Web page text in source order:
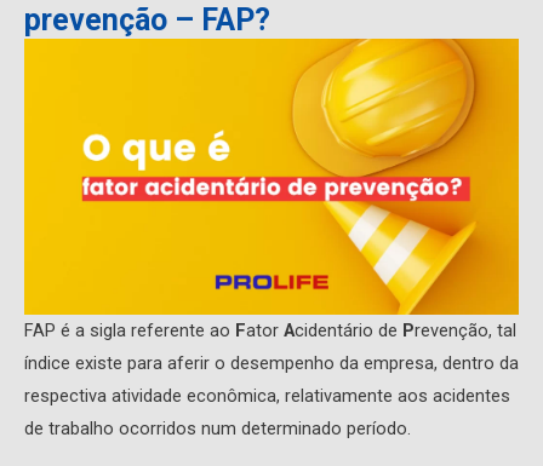
prevenção – FAP?
FAP é a sigla referente ao Fator Acidentário de Prevenção, tal
índice existe para aferir o desempenho da empresa, dentro da
respectiva atividade econômica, relativamente aos acidentes
de trabalho ocorridos num determinado período.